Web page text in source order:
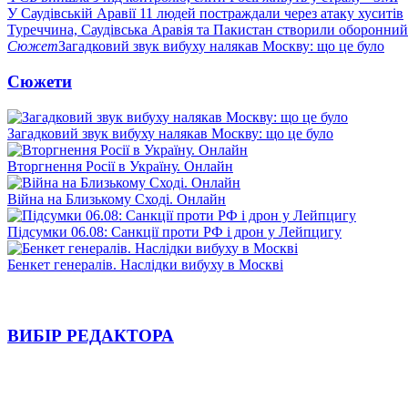
У Саудівській Аравії 11 людей постраждали через атаку хуситів
Туреччина, Саудівська Аравія та Пакистан створили
СюжетЗагадковий звук вибуху налякав Москву: що це було
Сюжети
Загадковий звук вибуху налякав Москву: що це було
Вторгнення Росії в Україну. Онлайн
Війна на Близькому Сході. Онлайн
Підсумки 06.08: Санкції проти РФ і дрон у Лейпцигу
Бенкет генералів. Наслідки вибуху в Москві
ВИБІР РЕДАКТОРА